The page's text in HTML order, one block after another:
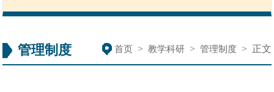
管理制度 首页 > 教学科研 > 管理制度 > 正文